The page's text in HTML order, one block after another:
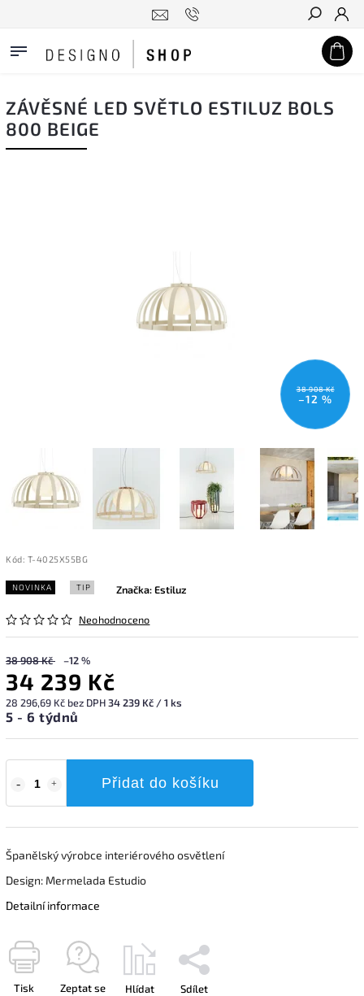
Hledat
ZÁVĚSNÉ LED SVĚTLO ESTILUZ BOLS
800 BEIGE
38 908 Kč
–12 %
Kód: T-4025X55BG
NOVINKA TIP
Neohodnoceno
Značka:Estiluz
38 908 Kč –12 %
34 239 Kč
28 296,69 Kč bez DPH34 239 Kč / 1 ks
5 - 6 týdnů
Přidat do košíku
Španělský výrobce interiérového osvětlení
Design: Mermelada Estudio
Detailní informace
Tisk Zeptat se Hlídat Sdílet